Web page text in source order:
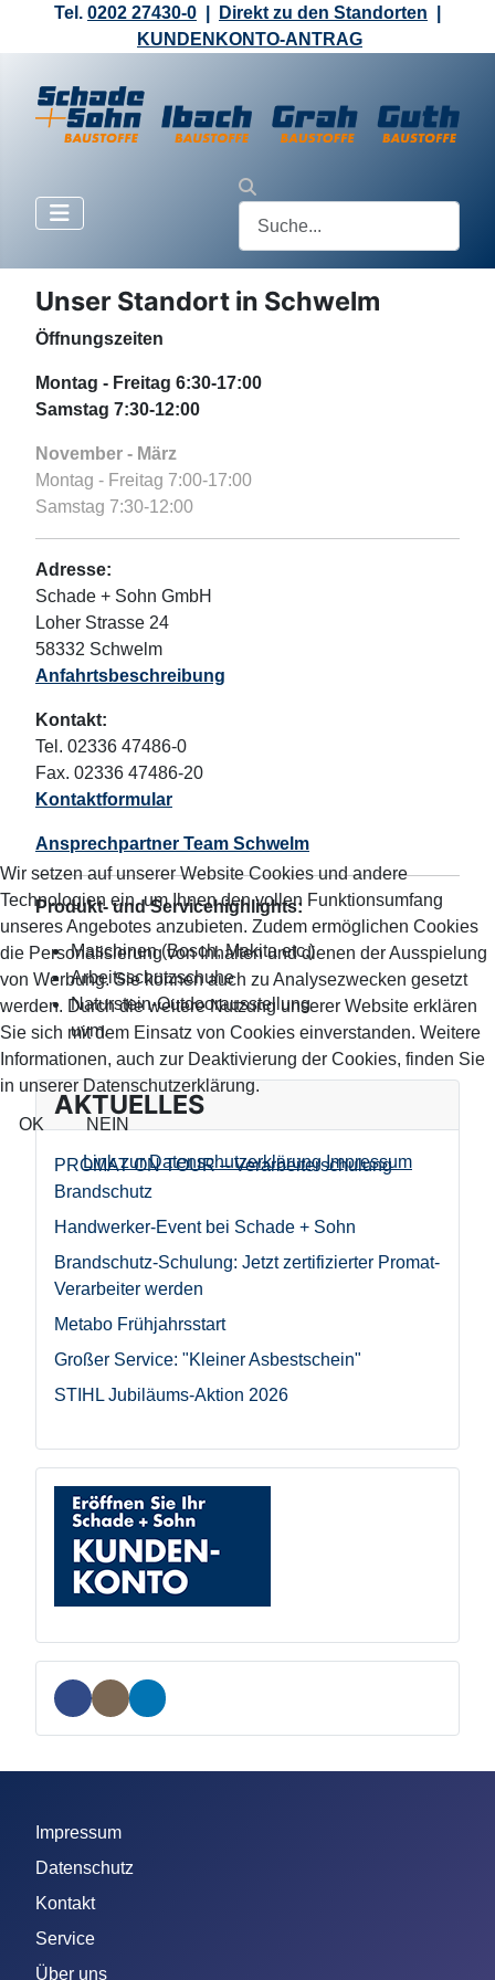
Tel. 0202 27430-0 Direkt zu den Standorten
KUNDENKONTO-ANTRAG
Unser Standort in Schwelm
Öffnungszeiten
Montag - Freitag 6:30-17:00
Samstag 7:30-12:00
November - März
Montag - Freitag 7:00-17:00
Samstag 7:30-12:00
Adresse:
Schade + Sohn GmbH
Loher Strasse 24
58332 Schwelm
Anfahrtsbeschreibung
Kontakt:
Tel. 02336 47486-0
Fax. 02336 47486-20
Kontaktformular
Ansprechpartner Team Schwelm
Produkt- und Servicehighlights:
Maschinen (Bosch, Makita etc.)
Arbeitsschutzschuhe
Naturstein-Outdoorausstellung
uvm.
AKTUELLES
PROMAT ON TOUR – Verarbeiterschulung
Brandschutz
Handwerker-Event bei Schade + Sohn
Brandschutz-Schulung: Jetzt zertifizierter Promat-
Verarbeiter werden
Metabo Frühjahrsstart
Großer Service: "Kleiner Asbestschein"
STIHL Jubiläums-Aktion 2026
Impressum
Datenschutz
Kontakt
Service
Über uns
Wir setzen auf unserer Website Cookies und andere
Technologien ein, um Ihnen den vollen Funktionsumfang
unseres Angebotes anzubieten. Zudem ermöglichen Cookies
die Personalisierung von Inhalten und dienen der Ausspielung
von Werbung. Sie können auch zu Analysezwecken gesetzt
werden. Durch die weitere Nutzung unserer Website erklären
Sie sich mit dem Einsatz von Cookies einverstanden. Weitere
Informationen, auch zur Deaktivierung der Cookies, finden Sie
in unserer Datenschutzerklärung.
OK NEIN
Link zur Datenschutzerklärung Impressum